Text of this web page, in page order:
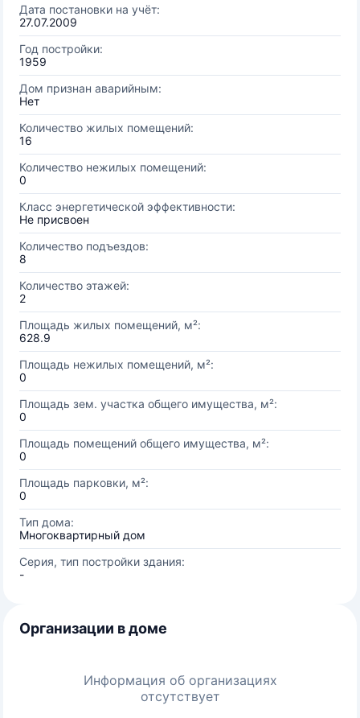
Дата постановки на учёт:
27.07.2009
Год постройки:
1959
Дом признан аварийным:
Нет
Количество жилых помещений:
16
Количество нежилых помещений:
0
Класс энергетической эффективности:
Не присвоен
Количество подъездов:
8
Количество этажей:
2
Площадь жилых помещений, м²:
628.9
Площадь нежилых помещений, м²:
0
Площадь зем. участка общего имущества, м²:
0
Площадь помещений общего имущества, м²:
0
Площадь парковки, м²:
0
Тип дома:
Многоквартирный дом
Серия, тип постройки здания:
-
Организации в доме
Информация об организациях
отсутствует